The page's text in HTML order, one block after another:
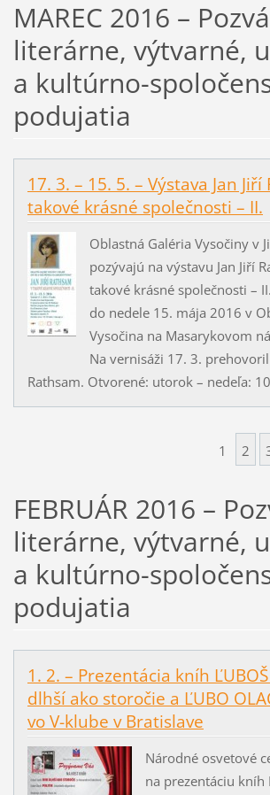
MAREC 2016 –
literárne, výtvarné,
a kultúrno-
podujatia
17. 3. – 15. 5. – Výstava Jan
takové krásné společnosti – II.
Oblastná Galéria Vysočiny v
pozývajú na výstavu Jan Jiří
takové krásné společnosti –
do nedele 15. mája 2016 v
Vysočina na Masarykovom
Na vernisáži 17. 3. prehovoril
Rathsam. Otvorené: utorok – nedeľa:
1 2
FEBRUÁR 2016 –
literárne, výtvarné,
a kultúrno-
podujatia
1. 2. – Prezentácia kníh ĽUBOŠ
dlhší ako storočie a ĽUBO
vo V-klube v Bratislave
Národné osvetové
na prezentáciu kníh